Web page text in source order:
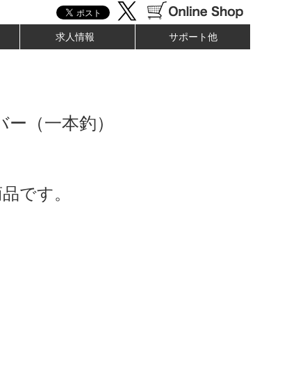
求人情報 サポート他
ー（一本釣）
です。